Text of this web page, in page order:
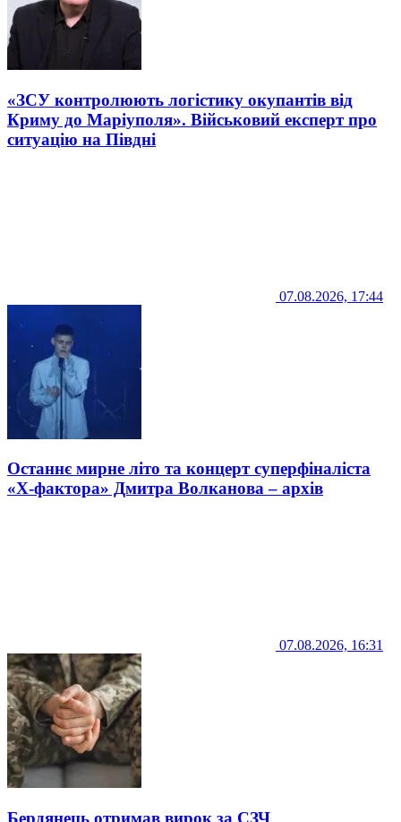
«ЗСУ контролюють логістику окупантів від
Криму до Маріуполя». Військовий експерт про
ситуацію на Півдні
07.08.2026, 17:44
Останнє мирне літо та концерт суперфіналіста
«Х-фактора» Дмитра Волканова – архів
07.08.2026, 16:31
Бердянець отримав вирок за СЗЧ